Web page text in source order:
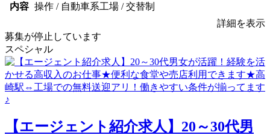
内容 操作 / 自動車系工場 / 交替制
詳細を表示
募集が停止しています
スペシャル
【エージェント紹介求人】20～30代男